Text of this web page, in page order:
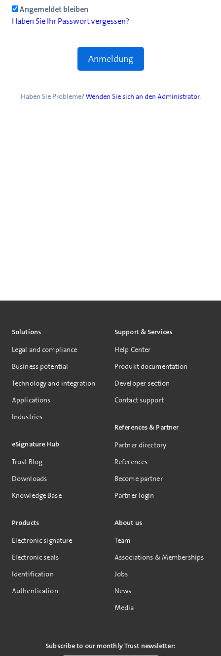
Angemeldet bleiben
Haben Sie Ihr Passwort vergessen?
Haben Sie Probleme?Wenden Sie sich an den Administrator.
Solutions
Legal and compliance
Business potential
Technology and integration
Applications
Industries
eSignature Hub
Trust Blog
Downloads
Knowledge Base
Products
Electronic signature
Electronic seals
Identification
Authentication
Support & Services
Help Center
Produkt documentation
Developer section
Contact support
References & Partner
Partner directory
References
Become partner
Partner login
About us
Team
Associations & Memberships
Jobs
News
Media
Subscribe to our monthly Trust newsletter: